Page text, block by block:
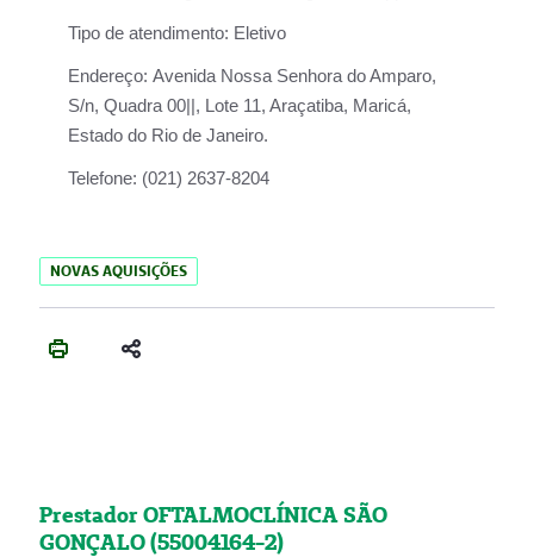
Tipo de atendimento: Eletivo
Endereço: Avenida Nossa Senhora do Amparo,
S/n, Quadra 00||, Lote 11, Araçatiba, Maricá,
Estado do Rio de Janeiro.
Telefone: (021) 2637-8204
NOVAS AQUISIÇÕES
Prestador OFTALMOCLÍNICA SÃO
GONÇALO (55004164-2)